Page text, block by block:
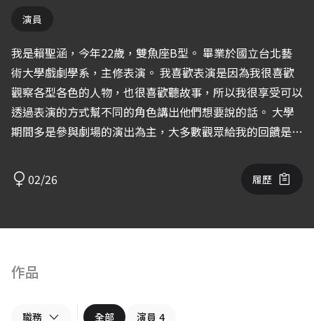
演員
我是賴聖涵，今年22歲，雙魚座B型。 畢業於國立台北藝
術大學戲劇學系，主修表演。 我喜歡表演是因為我很喜歡
觀察各型各色的人物，也很喜歡聽故事，所以我很享受可以
透過表演的方式幫不同的角色講出他們想要說的話。 大學
期間多是參與劇場的演出為主，大多數觀眾給我的回饋是他
嘗試影視還有聲音方面的表演方式。 期許自己繼續在表演
領域耕耘，成為一位自由的表演者。
02/26 履歷
作品
職務 全部 演員 4